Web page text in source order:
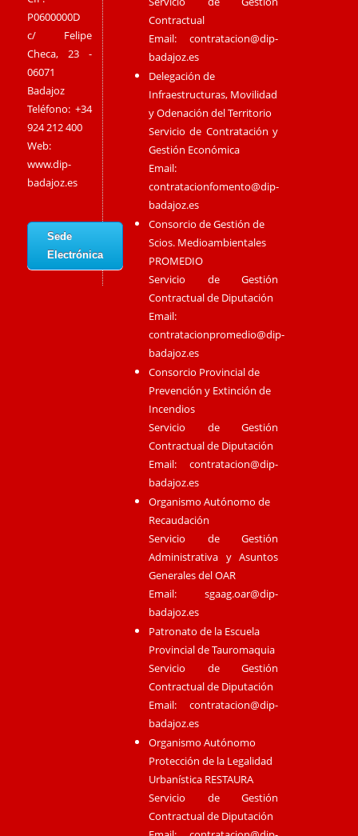
P0600000D
c/ Felipe
Checa, 23 -
06071
Badajoz
Teléfono: +34
924 212 400
Web:
www.dip-
badajoz.es
Sede
Electrónica
Contractual
Email:contratacion@dip-
badajoz.es
Delegación de
Infraestructuras, Movilidad
y Odenación del Territorio
Servicio de Contratación y
Gestión Económica
Email:
contratacionfomento@dip-
badajoz.es
Consorcio de Gestión de
Scios. Medioambientales
PROMEDIO
Servicio de Gestión
Contractual de Diputación
Email:
contratacionpromedio@dip-
badajoz.es
Consorcio Provincial de
Prevención y Extinción de
Incendios
Servicio de Gestión
Contractual de Diputación
Email:contratacion@dip-
badajoz.es
Organismo Autónomo de
Recaudación
Servicio de Gestión
Administrativa y Asuntos
Generales del OAR
Email:sgaag.oar@dip-
badajoz.es
Patronato de la Escuela
Provincial de Tauromaquia
Servicio de Gestión
Contractual de Diputación
Email:contratacion@dip-
badajoz.es
Organismo Autónomo
Protección de la Legalidad
Urbanística RESTAURA
Servicio de Gestión
Contractual de Diputación